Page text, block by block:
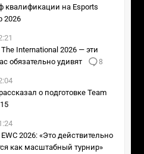
квалификации на Esports
2026
International 2026 — эти
обязательно удивят
8
о подготовке Team
2026: «Это действительно
как масштабный турнир»